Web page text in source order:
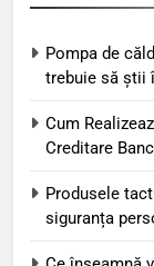
Pompa de
trebuie să știi
Cum
Creditare
Produsele
siguranța